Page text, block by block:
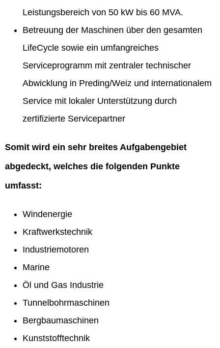
Leistungsbereich von 50 kW bis 60 MVA.
Betreuung der Maschinen über den gesamten
LifeCycle sowie ein umfangreiches
Serviceprogramm mit zentraler technischer
Abwicklung in Preding/Weiz und internationalem
Service mit lokaler Unterstützung durch
zertifizierte Servicepartner
Somit wird ein sehr breites Aufgabengebiet
abgedeckt, welches die folgenden Punkte
umfasst:
Windenergie
Kraftwerkstechnik
Industriemotoren
Marine
Öl und Gas Industrie
Tunnelbohrmaschinen
Bergbaumaschinen
Kunststofftechnik